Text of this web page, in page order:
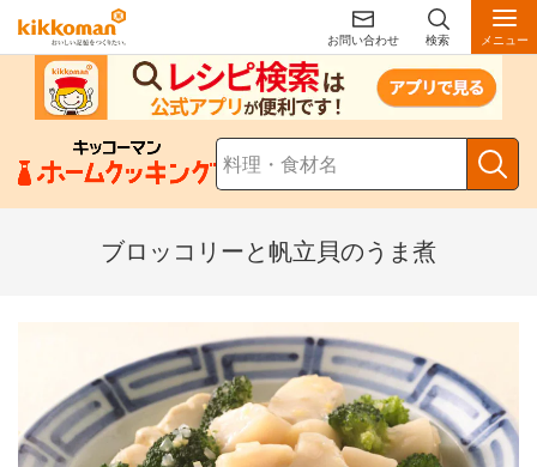
お問い合わせ 検索 メニュー
ブロッコリーと帆立貝のうま煮